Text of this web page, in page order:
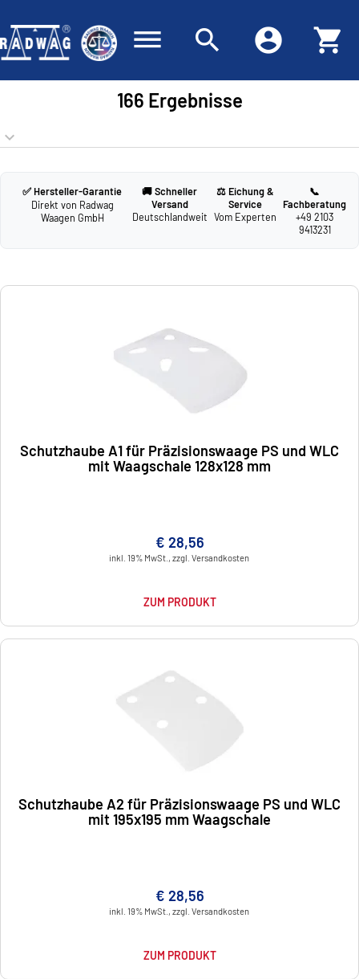
dehaze search account_circle shopping_cart
166 Ergebnisse
keyboard_arrow_down
✅ Hersteller-Garantie
Direkt von Radwag
Waagen GmbH
🚚 Schneller
Versand
Deutschlandweit
⚖️ Eichung &
Service
Vom Experten
📞
Fachberatung
+49 2103
9413231
Schutzhaube A1 für Präzisionswaage PS und WLC
mit Waagschale 128x128 mm
€ 28,56
inkl. 19% MwSt., zzgl. Versandkosten
ZUM PRODUKT
Schutzhaube A2 für Präzisionswaage PS und WLC
mit 195x195 mm Waagschale
€ 28,56
inkl. 19% MwSt., zzgl. Versandkosten
ZUM PRODUKT